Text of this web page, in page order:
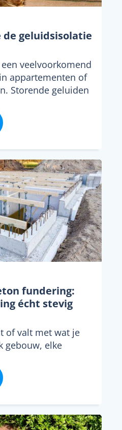
geluidsisolatie
veelvoorkomend
appartementen of
Storende geluiden
fundering:
écht stevig
of valt met wat je
gebouw, elke